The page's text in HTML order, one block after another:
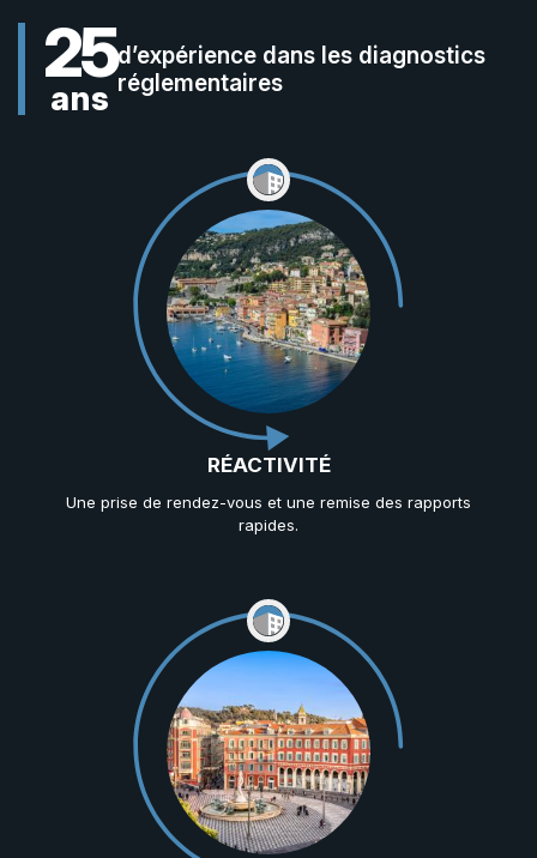
25
ans
d’expérience dans les diagnostics
réglementaires
RÉACTIVITÉ
Une prise de rendez-vous et une remise des rapports
rapides.